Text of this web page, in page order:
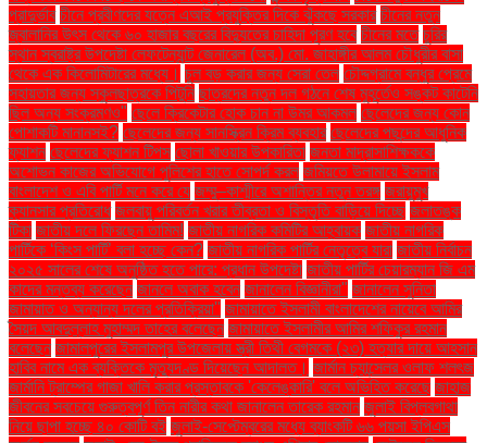
প্রাদুর্ভাব চীনে প্রবীণদের যত্নে এআই প্রযুক্তির দিকে ঝুঁকছে সরকার চীনের নতুন
জ্বালানির উৎস থেকে ৬০ হাজার বছরের বিদ্যুতের চাহিদা পূরণ হবে চীনের মতে চুরির
স্থান স্বরাষ্ট্র উপদেষ্টা লেফটেন্যান্ট জেনারেল (অব.) মো. জাহাঙ্গীর আলম চৌধুরীর বাসা
থেকে এক কিলোমিটারের মধ্যে। চুল বড় করার জন্য সেরা তেল চৌদ্দগ্রামে বন্ধুর প্রেমে
সহায়তার জন্য স্কুলছাত্রকে পিটুনি ছাত্রদের নতুন দল গঠনে শেষ মুহূর্তেও সঙ্কট কাটেনি
ছিল অন্য সংক্রমণও" ছেলে ক্রিকেটার হোক চান না উমর আকমল ছেলেদের জন্য কোন
পোশাকটি মানানসই? ছেলেদের জন্য সানস্ক্রিন ক্রিম ব্যবহার ছেলেদের পছন্দের আধুনিক
ফ্যাশন ছেলেদের ফ্যাশন টিপস ছোলা খাওয়ার উপকারিতা জনতা মাদ্রাসাশিক্ষককে
অশোভন কাজের অভিযোগে পুলিশের হাতে সোপর্দ করল জমিয়তে উলামায়ে ইসলাম
বাংলাদেশ ও এবি পার্টি মনে করে যে জম্মু–কাশ্মীরে অশান্তির নতুন তরঙ্গ জরায়ুমুখ
ক্যানসার প্রতিরোধ জলবায়ু পরিবর্তন খরার তীব্রতা ও বিস্তৃতি বাড়িয়ে দিচ্ছে জলাতঙ্ক
টিকা জাতীয় দলে ফিরছেন তামিম! জাতীয় নাগরিক কমিটির আহ্বায়ক জাতীয় নাগরিক
পার্টিকে ‘কিংস পার্টি’ বলা হচ্ছে কেন? জাতীয় নাগরিক পার্টির নেতৃত্বে যারা জাতীয় নির্বাচন
২০২৫ সালের শেষে অনুষ্ঠিত হতে পারে: প্রধান উপদেষ্টা জাতীয় পার্টির চেয়ারম্যান জি এম
কাদের মন্তব্য করেছেন জানলে অবাক হবেন জানালেন বিজ্ঞানীরা" জানালেন সুনিতা
জামায়াত ও অন্যান্য দলের প্রতিক্রিয়া'' জামায়াতে ইসলামী বাংলাদেশের নায়েবে আমির
সৈয়দ আবদুল্লাহ মুহাম্মদ তাহের বলেছেন জামায়াতে ইসলামীর আমির শফিকুর রহমান
বলেছেন জামালপুরের ইসলামপুর উপজেলায় স্ত্রী তিথী বেগমকে (২৩) হত্যার দায়ে আহসান
হাবিব নামে এক ব্যক্তিকে মৃত্যুদণ্ড দিয়েছেন আদালত। জার্মান চ্যান্সেলর ওলাফ শলৎজ
জার্মানি ট্রাম্পের গাজা খালি করার প্রস্তাবকে 'কেলেঙ্কারি' বলে অভিহিত করেছে জাহাজ
জীবনের সবচেয়ে গুরুত্বপূর্ণ তিন নারীর কথা জানালেন তারেক রহমান জুলাই বিপ্লবগাথা
নিয়ে ছাপা হচ্ছে ৪০ কোটি বই জুলাই-সেপ্টেম্বরের মধ্যে ব্যাংকটি ৬৬ পয়সা ইপিএস